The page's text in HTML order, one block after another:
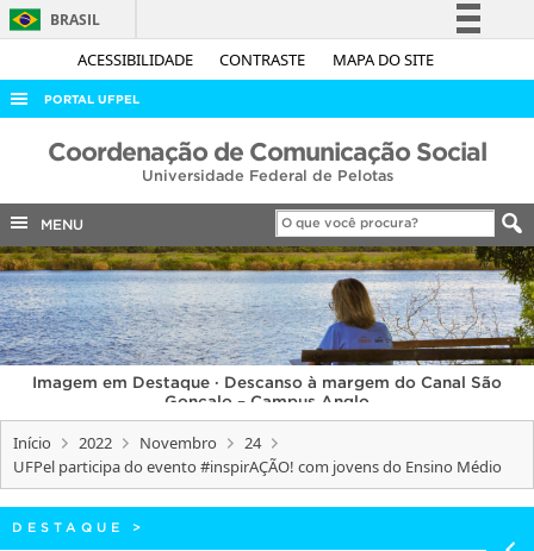
ACESSIBILIDADE CONTRASTE MAPA DO SITE
BRASIL
Simplifique!
Acesso à informação
Legislação
Canais
PORTAL UFPEL
ACESSO À INFORMAÇÃO
COBALTO
CONCURSOS
EDITAIS
INTERNACIONAL
OUVIDORIA
PORTARIAS
TELEFONES
Coordenação de Comunicação Social
Universidade Federal de Pelotas
MENU
Imagem em Destaque · Descanso à margem do Canal São
Gonçalo – Campus Anglo
Início 2022 Novembro
24
UFPel participa do evento #inspirAÇÃO! com jovens do Ensino Médio
DESTAQUE >